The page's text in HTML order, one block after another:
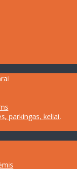
parkingas, keliai,